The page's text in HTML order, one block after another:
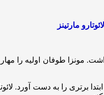
مارتینز
مونزا طوفان اولیه را
برتری را به دست آورد.